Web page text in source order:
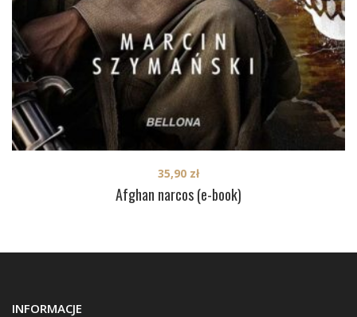
Afghan narcos (e-book)
35,90 zł
INFORMACJE